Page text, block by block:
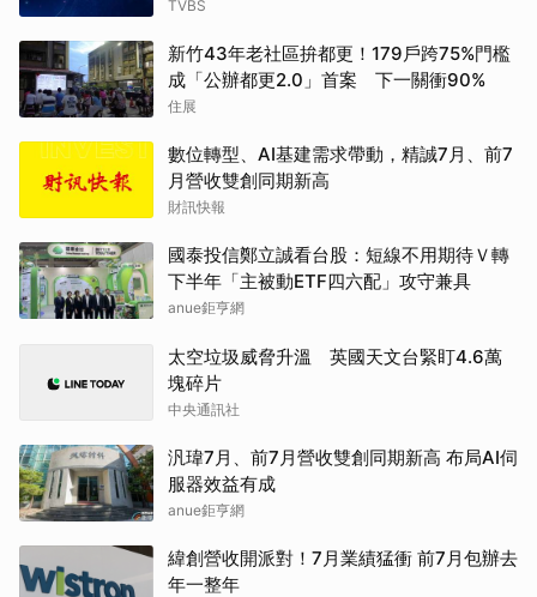
TVBS
新竹43年老社區拚都更！179戶跨75%門檻
成「公辦都更2.0」首案 下一關衝90%
住展
數位轉型、AI基建需求帶動，精誠7月、前7
月營收雙創同期新高
財訊快報
國泰投信鄭立誠看台股：短線不用期待Ｖ轉
下半年「主被動ETF四六配」攻守兼具
anue鉅亨網
太空垃圾威脅升溫 英國天文台緊盯4.6萬
塊碎片
中央通訊社
汎瑋7月、前7月營收雙創同期新高 布局AI伺
服器效益有成
anue鉅亨網
緯創營收開派對！7月業績猛衝 前7月包辦去
年一整年